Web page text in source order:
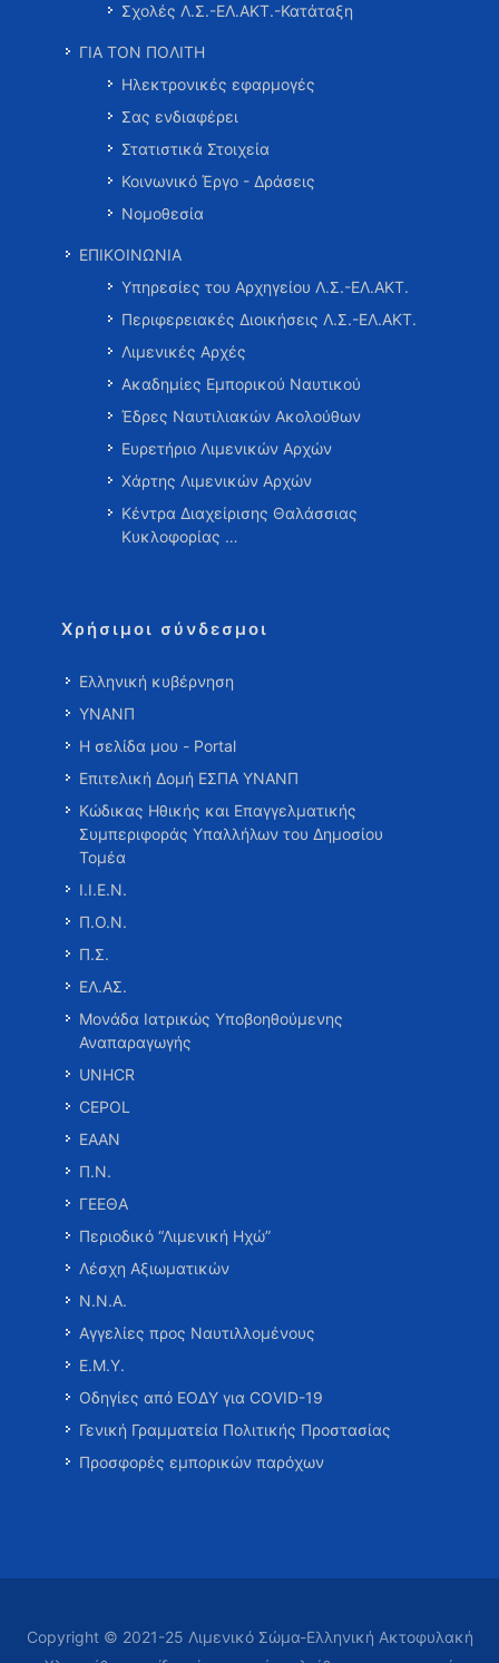
Σχολές Λ.Σ.-ΕΛ.ΑΚΤ.-Κατάταξη
ΓΙΑ ΤΟΝ ΠΟΛΙΤΗ
Ηλεκτρονικές εφαρμογές
Σας ενδιαφέρει
Στατιστικά Στοιχεία
Κοινωνικό Έργο - Δράσεις
Νομοθεσία
ΕΠΙΚΟΙΝΩΝΙΑ
Υπηρεσίες του Αρχηγείου Λ.Σ.-ΕΛ.ΑΚΤ.
Περιφερειακές Διοικήσεις Λ.Σ.-ΕΛ.ΑΚΤ.
Λιμενικές Αρχές
Ακαδημίες Εμπορικού Ναυτικού
Έδρες Ναυτιλιακών Ακολούθων
Ευρετήριο Λιμενικών Αρχών
Χάρτης Λιμενικών Αρχών
Κέντρα Διαχείρισης Θαλάσσιας
Κυκλοφορίας …
Χρήσιμοι σύνδεσμοι
Ελληνική κυβέρνηση
ΥΝΑΝΠ
Η σελίδα μου - Portal
Επιτελική Δομή ΕΣΠΑ ΥΝΑΝΠ
Κώδικας Ηθικής και Επαγγελματικής
Συμπεριφοράς Υπαλλήλων του Δημοσίου
Τομέα
Ι.Ι.Ε.Ν.
Π.Ο.Ν.
Π.Σ.
ΕΛ.ΑΣ.
Μονάδα Ιατρικώς Υποβοηθούμενης
Αναπαραγωγής
UNHCR
CEPOL
ΕΑΑΝ
Π.Ν.
ΓΕΕΘΑ
Περιοδικό “Λιμενική Ηχώ”
Λέσχη Αξιωματικών
Ν.Ν.Α.
Αγγελίες προς Ναυτιλλομένους
Ε.Μ.Υ.
Οδηγίες από ΕΟΔΥ για COVID-19
Γενική Γραμματεία Πολιτικής Προστασίας
Προσφορές εμπορικών παρόχων
Copyright © 2021-25 Λιμενικό Σώμα-Ελληνική Ακτοφυλακή